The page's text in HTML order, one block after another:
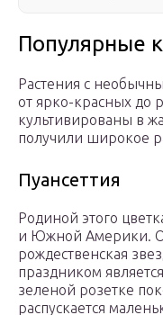
Популярные
Растения с
от ярко-красных до
культивированы в
получили широкое
Пуансеттия
Родиной этого
и Южной Америки.
рождественская
праздником
зеленой розетке
распускается